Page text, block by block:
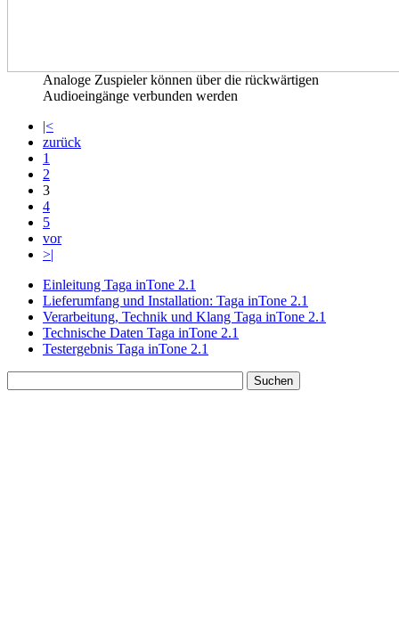
Analoge Zuspieler können über die rückwärtigen
Audioeingänge verbunden werden
|<
zurück
1
2
3
4
5
vor
>|
Einleitung Taga inTone 2.1
Lieferumfang und Installation: Taga inTone 2.1
Verarbeitung, Technik und Klang Taga inTone 2.1
Technische Daten Taga inTone 2.1
Testergebnis Taga inTone 2.1